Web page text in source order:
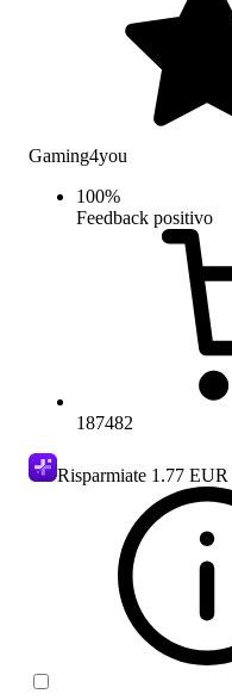
Gaming4you
100%
Feedback positivo
187482
Risparmiate 1.77 EUR